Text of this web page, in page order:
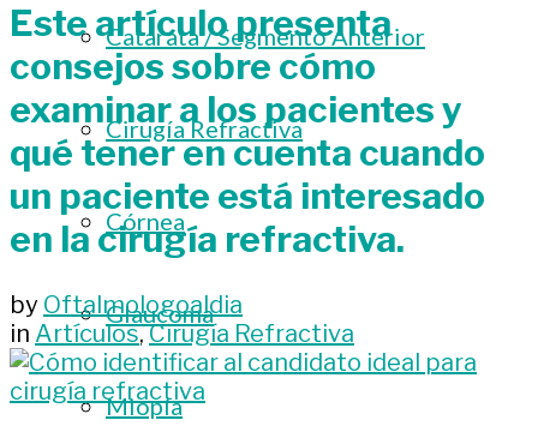
Catarata / Segmento Anterior
Cirugía Refractiva
Córnea
Glaucoma
Miopía
Este artículo presenta
consejos sobre cómo
examinar a los pacientes y
qué tener en cuenta cuando
un paciente está interesado
en la cirugía refractiva.
by Oftalmologoaldia
in Artículos,Cirugía Refractiva